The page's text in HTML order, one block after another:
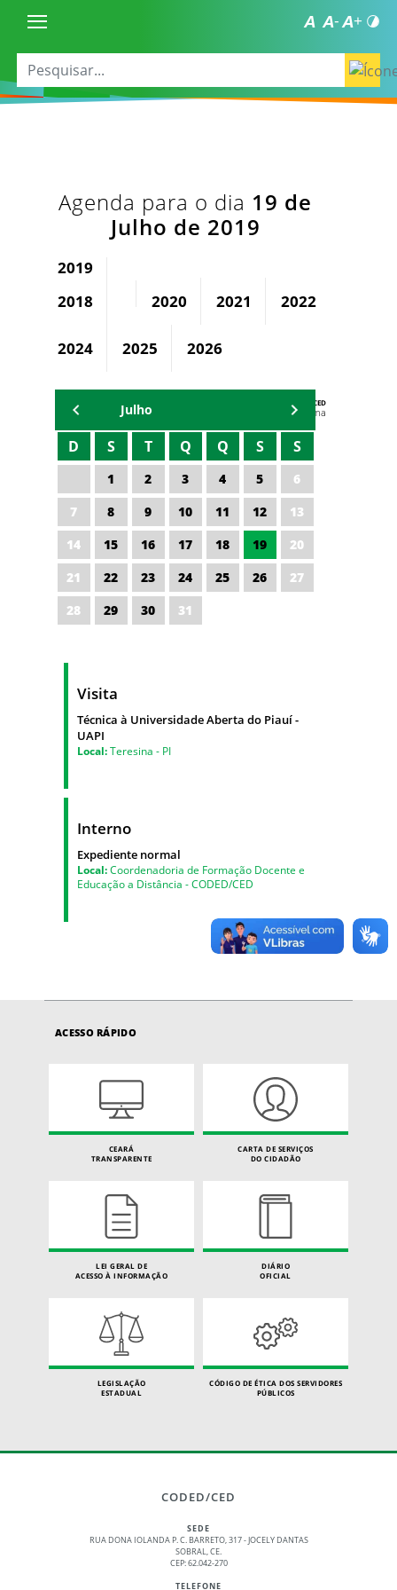
Agenda para o dia 19 de
Julho de 2019
2019
2018
2020 2021 2022
2024 2025 2026
AGENDA DA CODED/CED
Vagna Lima
Julho
D S T Q Q S S
1 2 3 4 5
6
7
8 9 10 11 12
13
14
15 16 17 18 19
20
21
22 23 24 25 26
27
28
29 30 31
Visita
Técnica à Universidade Aberta do Piauí -
UAPI
Local:Teresina - PI
Interno
Expediente normal
Local:Coordenadoria de Formação Docente e
Educação a Distância - CODED/CED
ACESSO RÁPIDO
CEARÁ
TRANSPARENTE
CARTA DE SERVIÇOS
DO CIDADÃO
LEI GERAL DE
ACESSO À INFORMAÇÃO
DIÁRIO
OFICIAL
LEGISLAÇÃO
ESTADUAL
CÓDIGO DE ÉTICA DOS SERVIDORES
PÚBLICOS
CODED/CED
SEDE
RUA DONA IOLANDA P. C. BARRETO, 317 - JOCELY DANTAS
SOBRAL, CE.
CEP: 62.042-270
TELEFONE